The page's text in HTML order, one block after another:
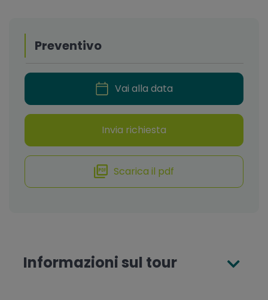
Informazioni sul tour
Preventivo
Vai alla data
Invia richiesta
Scarica il pdf